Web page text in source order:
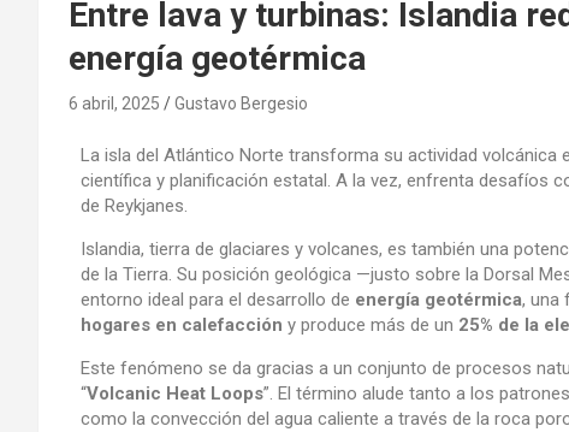
Entre lava y turbinas: Islandia
energía geotérmica
6 abril, 2025 Gustavo Bergesio
La isla del Atlántico Norte transforma su actividad volcánica
científica y planificación estatal. A la vez, enfrenta desafíos
de Reykjanes.
Islandia, tierra de glaciares y volcanes, es también una
de la Tierra. Su posición geológica —justo sobre la Dorsal
entorno ideal para el desarrollo de energía geotérmica, una
hogares en calefacción y produce más de un 25% de la
Este fenómeno se da gracias a un conjunto de procesos
“Volcanic Heat Loops”. El término alude tanto a los
como la convección del agua caliente a través de la roca